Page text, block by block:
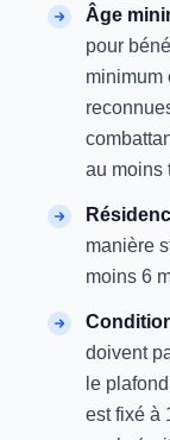
Âge
pour
minimum
au moins
manière
moins 6
doivent
le
est fixé à